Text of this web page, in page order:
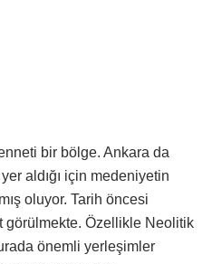
bir bölge. Ankara da
aldığı için medeniyetin
oluyor. Tarih öncesi
görülmekte. Özellikle Neolitik
önemli yerleşimler